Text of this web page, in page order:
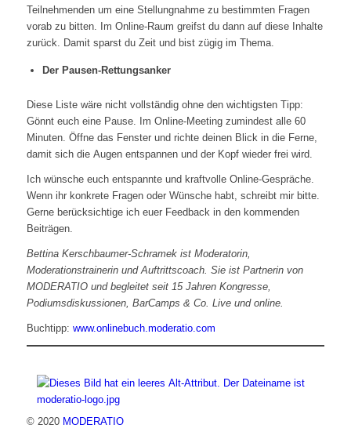
Teilnehmenden um eine Stellungnahme zu bestimmten Fragen
vorab zu bitten. Im Online-Raum greifst du dann auf diese Inhalte
zurück. Damit sparst du Zeit und bist zügig im Thema.
Der Pausen-Rettungsanker
Diese Liste wäre nicht vollständig ohne den wichtigsten Tipp:
Gönnt euch eine Pause. Im Online-Meeting zumindest alle 60
Minuten. Öffne das Fenster und richte deinen Blick in die Ferne,
damit sich die Augen entspannen und der Kopf wieder frei wird.
Ich wünsche euch entspannte und kraftvolle Online-Gespräche.
Wenn ihr konkrete Fragen oder Wünsche habt, schreibt mir bitte.
Gerne berücksichtige ich euer Feedback in den kommenden
Beiträgen.
Bettina Kerschbaumer-Schramek ist Moderatorin,
Moderationstrainerin und Auftrittscoach. Sie ist Partnerin von
MODERATIO und begleitet seit 15 Jahren Kongresse,
Podiumsdiskussionen, BarCamps & Co. Live und online.
Buchtipp: www.onlinebuch.moderatio.com
© 2020 MODERATIO